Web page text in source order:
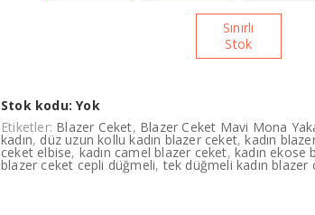
Sınırlı
Stok
Stok kodu:Yok
Etiketler: Blazer Ceket, Blazer Ceket Mavi Mona
kadın, düz uzun kollu kadın blazer ceket,kadın
ceket elbise, kadın camel blazer ceket,kadın ekose
blazer ceket cepli düğmeli,tek düğmeli kadın blazer